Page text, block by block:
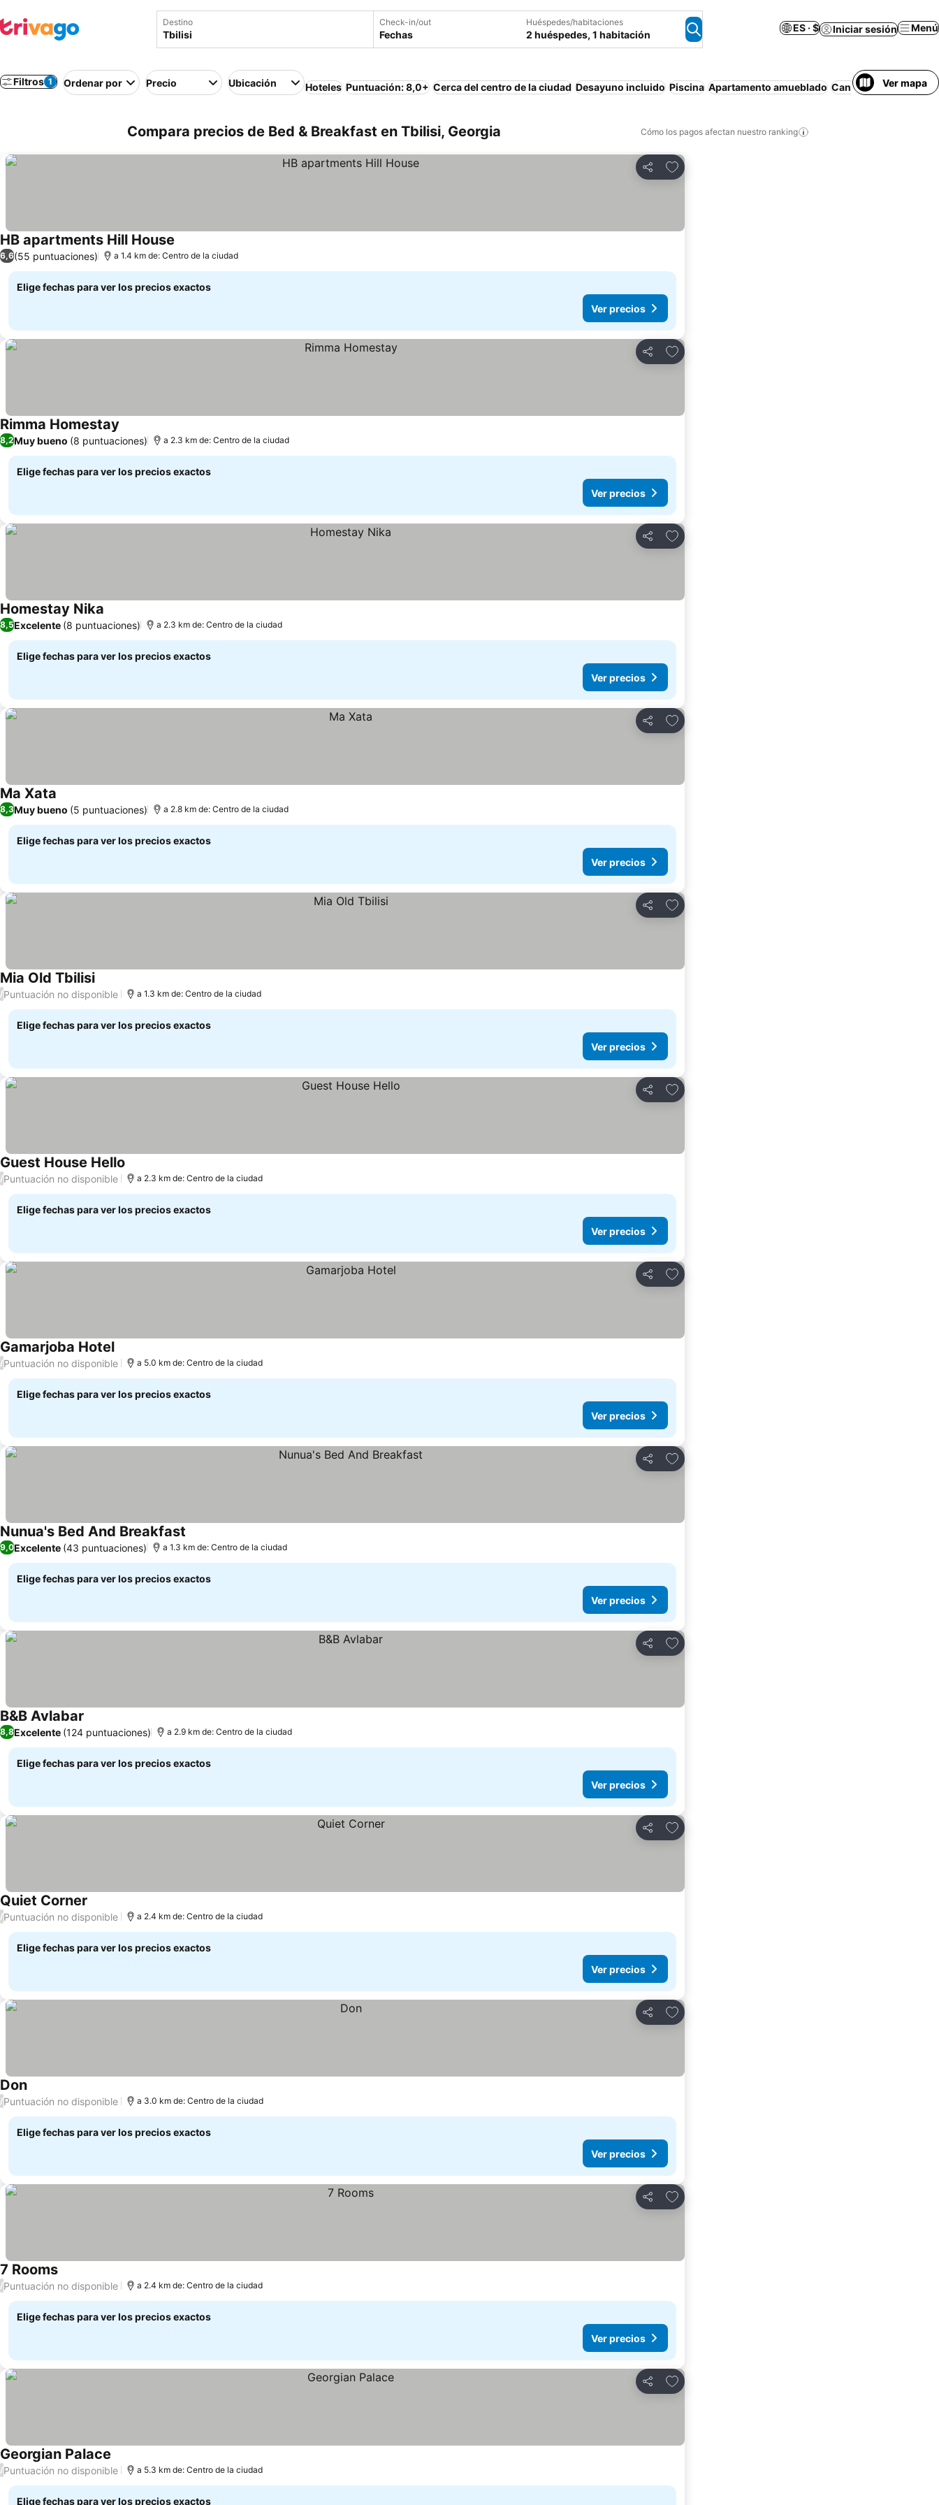
Destino Check-in/out
Fechas
Huéspedes/habitaciones
2 huéspedes, 1 habitación
ES · $ Iniciar sesión Menú
Filtros 1 Ordenar por Precio Ubicación Hoteles Puntuación: 8,0+ Cerca del centro de la ciudad Desayuno incluido Piscina Apartamento amueblado Cancelación gratuita
Ver mapa
Compara precios de Bed & Breakfast en Tbilisi, Georgia Cómo los pagos afectan nuestro ranking
Compartir
Agregar a favoritos
HB apartments Hill House
6,6(55 puntuaciones) a 1.4 km de: Centro de la ciudad
Elige fechas para ver los precios exactos
Ver precios
Compartir
Agregar a favoritos
Rimma Homestay
8,2Muy bueno (8 puntuaciones) a 2.3 km de: Centro de la ciudad
Elige fechas para ver los precios exactos
Ver precios
Compartir
Agregar a favoritos
Homestay Nika
8,5Excelente (8 puntuaciones) a 2.3 km de: Centro de la ciudad
Elige fechas para ver los precios exactos
Ver precios
Compartir
Agregar a favoritos
Ma Xata
8,3Muy bueno (5 puntuaciones) a 2.8 km de: Centro de la ciudad
Elige fechas para ver los precios exactos
Ver precios
Compartir
Agregar a favoritos
Mia Old Tbilisi
/Puntuación no disponible a 1.3 km de: Centro de la ciudad
Elige fechas para ver los precios exactos
Ver precios
Compartir
Agregar a favoritos
Guest House Hello
/Puntuación no disponible a 2.3 km de: Centro de la ciudad
Elige fechas para ver los precios exactos
Ver precios
Compartir
Agregar a favoritos
Gamarjoba Hotel
/Puntuación no disponible a 5.0 km de: Centro de la ciudad
Elige fechas para ver los precios exactos
Ver precios
Compartir
Agregar a favoritos
Nunua's Bed And Breakfast
9,0Excelente (43 puntuaciones) a 1.3 km de: Centro de la ciudad
Elige fechas para ver los precios exactos
Ver precios
Compartir
Agregar a favoritos
B&B Avlabar
8,8Excelente (124 puntuaciones) a 2.9 km de: Centro de la ciudad
Elige fechas para ver los precios exactos
Ver precios
Compartir
Agregar a favoritos
Quiet Corner
/Puntuación no disponible a 2.4 km de: Centro de la ciudad
Elige fechas para ver los precios exactos
Ver precios
Compartir
Agregar a favoritos
Don
/Puntuación no disponible a 3.0 km de: Centro de la ciudad
Elige fechas para ver los precios exactos
Ver precios
Compartir
Agregar a favoritos
7 Rooms
/Puntuación no disponible a 2.4 km de: Centro de la ciudad
Elige fechas para ver los precios exactos
Ver precios
Compartir
Agregar a favoritos
Georgian Palace
/Puntuación no disponible a 5.3 km de: Centro de la ciudad
Elige fechas para ver los precios exactos